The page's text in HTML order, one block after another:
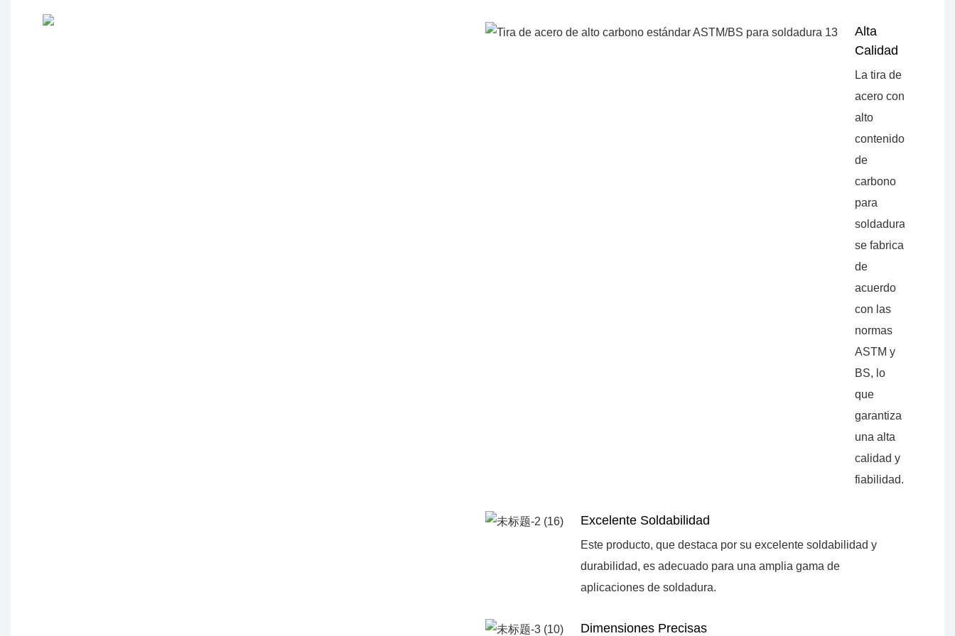
Alta
Calidad
La tira de
acero con
alto
contenido
de
carbono
para
soldadura
se fabrica
de
acuerdo
con las
normas
ASTM y
BS, lo
que
garantiza
una alta
calidad y
fiabilidad.
Excelente Soldabilidad
Este producto, que destaca por su excelente soldabilidad y
durabilidad, es adecuado para una amplia gama de
aplicaciones de soldadura.
Dimensiones Precisas